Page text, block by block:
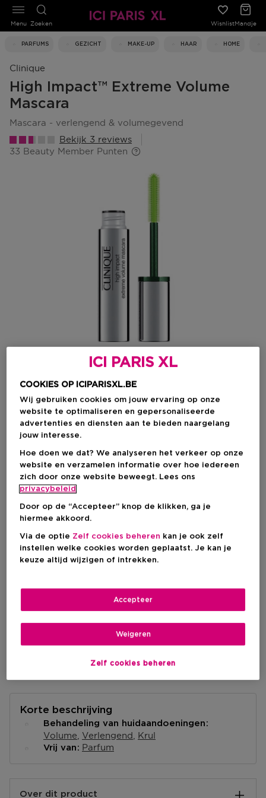
Zoeken WishlistMandje
PARFUMS GEZICHT MAKE-UP HAAR HOME
Menu
Clinique
High Impact™ Extreme Volume
Mascara
mascara - verlengend & volumegevend
Bekijk 3 reviews
33 Beauty Member Punten
Kies je kleur
Extreme Black
Kortingsprijs
€ 33,30
Aanbevolen verkoopprijs fabrikant€ 37,00
BEKIJK WINKELVOORRAAD
Levering aan huis
Informeer me
Ophalen in een winkel
Selecteer een winkel
Korte beschrijving
Behandeling van huidaandoeningen
Volume Verlengend Krul
Vrij van Parfum
Over dit product
ICI PARIS XL
COOKIES OP ICIPARISXL.BE
Wij gebruiken cookies om jouw ervaring op onze
website te optimaliseren en gepersonaliseerde
advertenties en diensten aan te bieden naargelang
jouw interesse.
Hoe doen we dat? We analyseren het verkeer op onze
website en verzamelen informatie over hoe iedereen
zich door onze website beweegt. Lees ons
privacybeleid
Door op de “Accepteer” knop de klikken, ga je
hiermee akkoord.
Via de optie Zelf cookies beheren kan je ook zelf
instellen welke cookies worden geplaatst. Je kan je
keuze altijd wijzigen of intrekken.
Zelf cookies beheren
Weigeren
Accepteer